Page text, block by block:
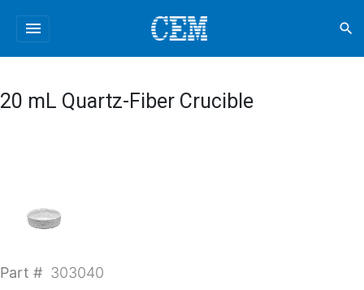
menu search
20 mL Quartz-Fiber Crucible
Part # 303040